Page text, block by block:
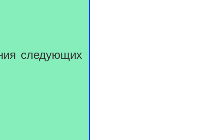
следующих